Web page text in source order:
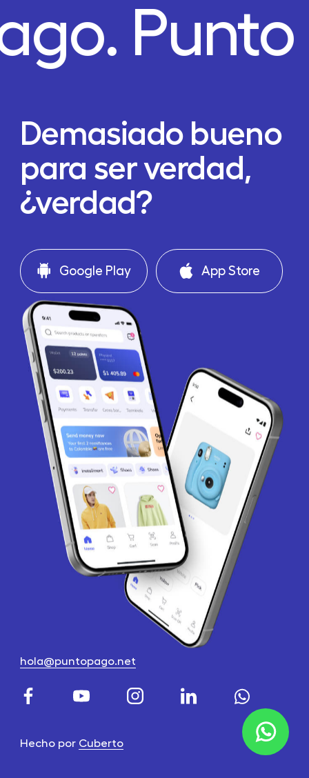
Demasiado bueno
para ser verdad,
¿verdad?
Google Play App Store
hola@puntopago.net
Hecho por Cuberto